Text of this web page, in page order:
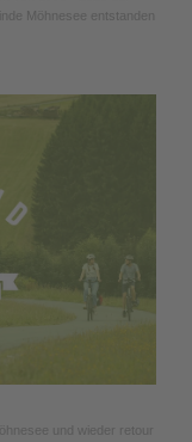
Möhnesee entstanden
und wieder retour